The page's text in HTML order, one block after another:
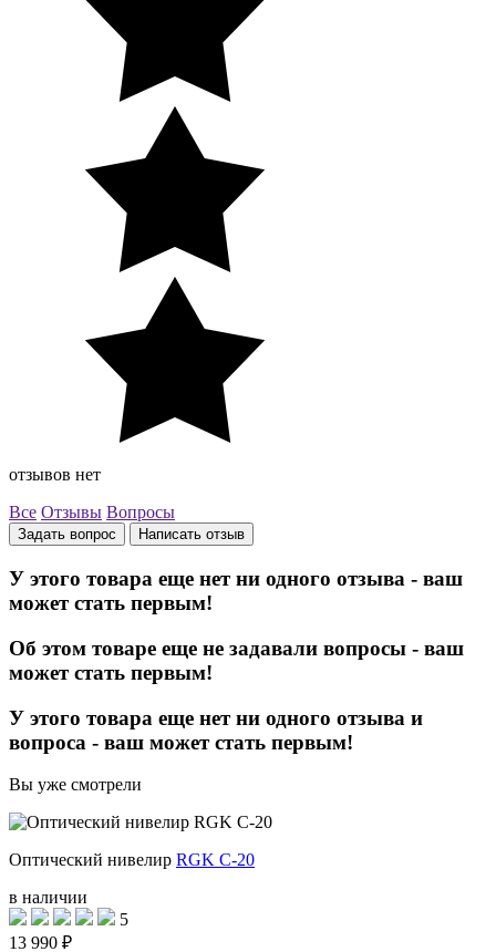
отзывов нет
Все Отзывы Вопросы
Задать вопрос Написать отзыв
У этого товара еще нет ни одного отзыва - ваш
может стать первым!
Об этом товаре еще не задавали вопросы - ваш
может стать первым!
У этого товара еще нет ни одного отзыва и
вопроса - ваш может стать первым!
Вы уже смотрели
Оптический нивелир RGK C-20
в наличии
5
13 990 ₽